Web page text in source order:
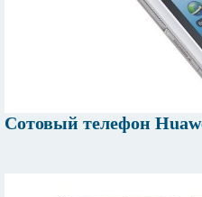
Сотовый телефон